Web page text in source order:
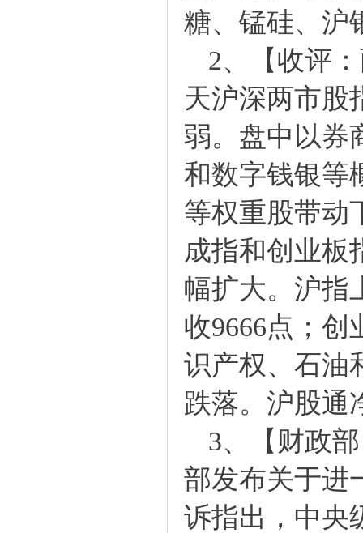
糖、锰硅、沪
2、【收评：
天沪深两市股
弱。盘中以券
和数字钱银等
等权重股带动
成指和创业板
幅扩大。沪指
收9666点；创
识产权、石油
跌落。沪股通
3、【财政部
部发布关于进
诉指出，中央